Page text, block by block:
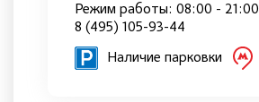
Режим работы: 08:00 - 21:00
8 (495) 105-93-44
Наличие парковки